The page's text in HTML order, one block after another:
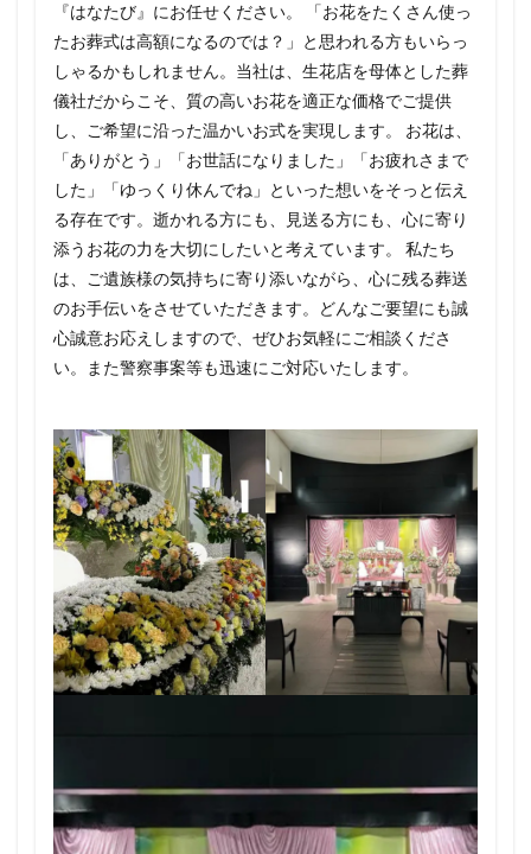
『はなたび』にお任せください。 「お花をたくさん使っ
たお葬式は高額になるのでは？」と思われる方もいらっ
しゃるかもしれません。当社は、生花店を母体とした葬
儀社だからこそ、質の高いお花を適正な価格でご提供
し、ご希望に沿った温かいお式を実現します。 お花は、
「ありがとう」「お世話になりました」「お疲れさまで
した」「ゆっくり休んでね」といった想いをそっと伝え
る存在です。逝かれる方にも、見送る方にも、心に寄り
添うお花の力を大切にしたいと考えています。 私たち
は、ご遺族様の気持ちに寄り添いながら、心に残る葬送
のお手伝いをさせていただきます。どんなご要望にも誠
心誠意お応えしますので、ぜひお気軽にご相談くださ
い。また警察事案等も迅速にご対応いたします。